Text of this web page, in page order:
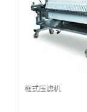
框式压滤机